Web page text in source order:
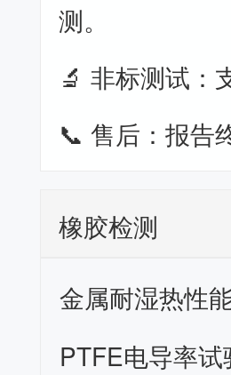
测。
🔬 非标测试：
📞 售后：报告
橡胶检测
金属耐湿热性
PTFE电导率试